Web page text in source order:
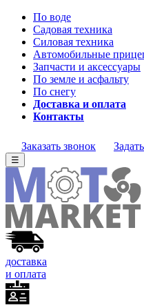
По воде
Садовая техника
Силовая техника
Автомобильные
Запчасти и аксессуары
По земле и асфальту
По снегу
Доставка и оплата
Контакты
Заказать звонок
☰
доставка
и оплата